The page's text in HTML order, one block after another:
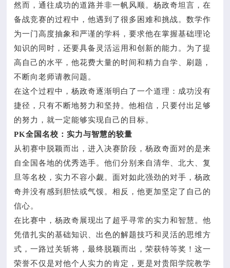
然而，通往成功的道路并非一帆风顺。杨政奇坦言，在
备战竞赛的过程中，他遇到了很多困难和挑战。数学作
为一门高度抽象和严谨的学科，要求他在掌握基础理论
知识的同时，还要具备灵活运用和创新的能力。为了提
高自己的水平，他花费大量的时间和精力自学、刷题，
不断向老师请教问题。
在这个过程中，杨政奇逐渐明白了一个道理：成功没有
捷径，只有不断地努力和坚持。他相信，只要付出足够
的努力，就一定能够实现自己的目标。
PK全国名校：实力与智慧的较量
从初赛中脱颖而出，进入决赛阶段，杨政奇面对的是来
自全国各地的优秀选手。他们分别来自清华、北大、复
旦等名校，实力不容小觑。面对如此强劲的对手，杨政
奇并没有感到胆怯或气馁。相反，他更加坚定了自己的
信心。
在比赛中，杨政奇展现出了超乎寻常的实力和智慧。他
凭借扎实的基础知识、出色的解题技巧和灵活的思维方
式，一路过关斩将，最终脱颖而出，荣获特等奖！这一
荣誉不仅是对他个人实力的肯定，更是对贵阳学院教学